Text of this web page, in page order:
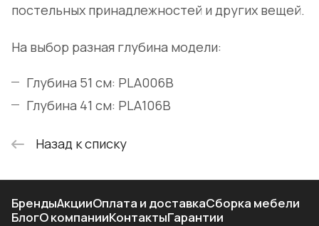
постельных принадлежностей и других вещей.
На выбор разная глубина модели:
Глубина 51 см: PLA006B
Глубина 41 см: PLA106B
Назад к списку
БрендыАкцииОплата и доставкаСборка мебели
БлогО компанииКонтактыГарантии